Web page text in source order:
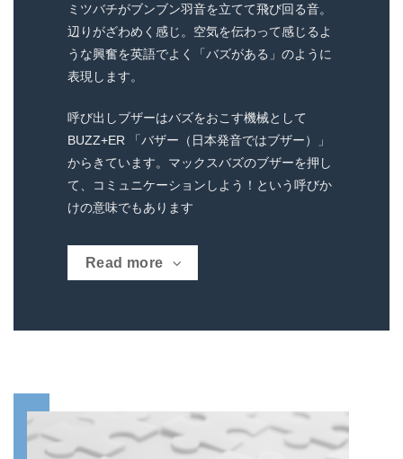
ミツバチがブンブン羽音を立てて飛び回る音。
辺りがざわめく感じ。空気を伝わって感じるよ
うな興奮を英語でよく「バズがある」のように
表現します。
呼び出しブザーはバズをおこす機械として
BUZZ+ER 「バザー（日本発音ではブザー）」
からきています。マックスバズのブザーを押し
て、コミュニケーションしよう！という呼びか
けの意味でもあります
Read more